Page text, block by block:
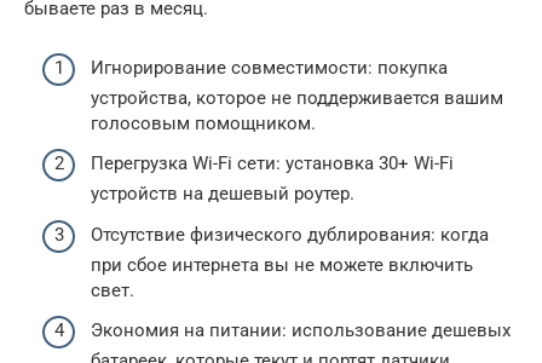
бываете раз в месяц.
Игнорирование совместимости: покупка
устройства, которое не поддерживается вашим
голосовым помощником.
Перегрузка Wi-Fi сети: установка 30+ Wi-Fi
устройств на дешевый роутер.
Отсутствие физического дублирования: когда
при сбое интернета вы не можете включить
свет.
Экономия на питании: использование дешевых